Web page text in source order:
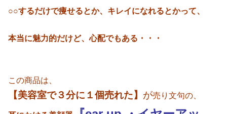
○○するだけで痩せるとか、キレイになれるとかって、
本当に魅力的だけど、心配でもある・・・
この商品は、
【美容室で３分に１個売れた】 が売り文句の、